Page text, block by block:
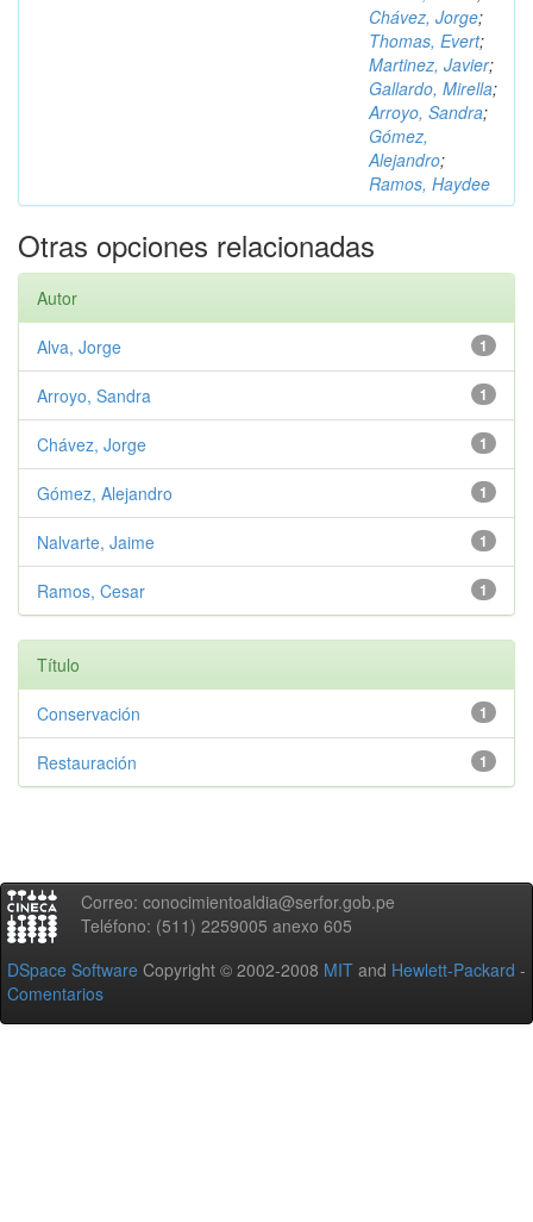
Chávez, Jorge;
Thomas, Evert;
Martinez, Javier;
Gallardo, Mirella;
Arroyo, Sandra;
Gómez,
Alejandro;
Ramos, Haydee
Otras opciones relacionadas
Autor
1
Alva, Jorge
1
Arroyo, Sandra
1
Chávez, Jorge
1
Gómez, Alejandro
1
Nalvarte, Jaime
1
Ramos, Cesar
Título
1
Conservación
1
Restauración
Correo: conocimientoaldia@serfor.gob.pe
Teléfono: (511) 2259005 anexo 605
DSpace Software Copyright © 2002-2008 MIT and Hewlett-Packard -
Comentarios